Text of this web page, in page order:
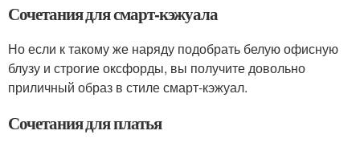
Сочетания для смарт-кэжуала
Но если к такому же наряду подобрать белую офисную
блузу и строгие оксфорды, вы получите довольно
приличный образ в стиле смарт-кэжуал.
Сочетания для платья